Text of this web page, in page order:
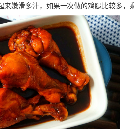
来嫩滑多汁，如果一次做的鸡腿比较多，